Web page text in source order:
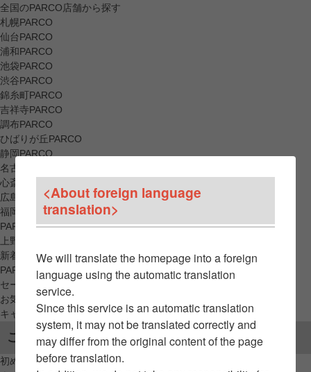
全国のPARCO店舗から探す
札幌PARCO
仙台PARCO
浦和PARCO
池袋PARCO
渋谷PARCO
錦糸町PARCO
吉祥寺PARCO
調布PARCO
ひばりが丘PARCO
静岡PARCO
名古屋PARCO
心斎橋PARCO
広島PARCO
福岡PARCO
PARCO_ya
上野
新着アイテムから探す
PARCO限定アイテムから探す
セールアイテムから探す
お気に入りから探す
キャンペーン/クーポン対象から探す
ご利用案内
初めてのお客様へ
<About foreign language
translation>
We will translate the homepage into a foreign
language using the automatic translation
service.
Since this service is an automatic translation
system, it may not be translated correctly and
may differ from the original content of the page
before translation.